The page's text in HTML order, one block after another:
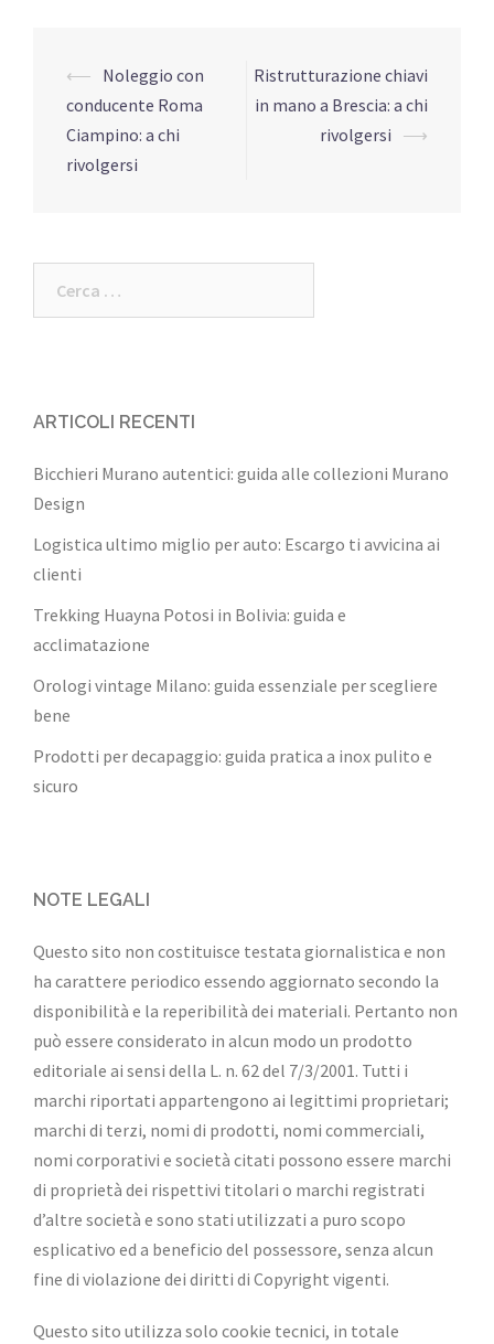
Navigazione
articolo
⟵ Noleggio con
conducente Roma
Ciampino: a chi
rivolgersi
Ristrutturazione chiavi
in mano a Brescia: a chi
rivolgersi ⟶
ARTICOLI RECENTI
Bicchieri Murano autentici: guida alle collezioni Murano
Design
Logistica ultimo miglio per auto: Escargo ti avvicina ai
clienti
Trekking Huayna Potosi in Bolivia: guida e
acclimatazione
Orologi vintage Milano: guida essenziale per scegliere
bene
Prodotti per decapaggio: guida pratica a inox pulito e
sicuro
NOTE LEGALI
Questo sito non costituisce testata giornalistica e non
ha carattere periodico essendo aggiornato secondo la
disponibilità e la reperibilità dei materiali. Pertanto non
può essere considerato in alcun modo un prodotto
editoriale ai sensi della L. n. 62 del 7/3/2001. Tutti i
marchi riportati appartengono ai legittimi proprietari;
marchi di terzi, nomi di prodotti, nomi commerciali,
nomi corporativi e società citati possono essere marchi
di proprietà dei rispettivi titolari o marchi registrati
d’altre società e sono stati utilizzati a puro scopo
esplicativo ed a beneficio del possessore, senza alcun
fine di violazione dei diritti di Copyright vigenti.
Questo sito utilizza solo cookie tecnici, in totale